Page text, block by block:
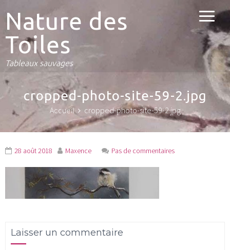
Nature des
Toiles
Tableaux sauvages
cropped-photo-site-59-2.jpg
Accueil cropped-photo-site-59-2.jpg
28 août 2018 Maxence Pas de commentaires
Laisser un commentaire